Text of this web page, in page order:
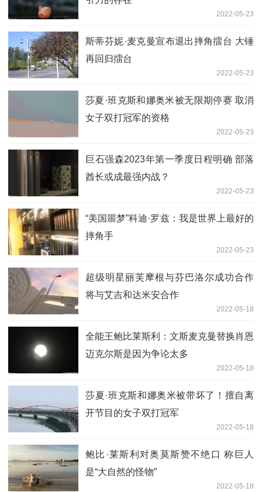
2022-05-23
斯蒂芬妮·麦克曼宣布退出摔角擂台 大锤
再回归擂台
2022-05-23
莎夏·班克斯和娜奥米被无限期停赛 取消
女子双打冠军的资格
2022-05-23
巨石强森2023年第一季度日程明确 部落
酋长或成最强内战？
2022-05-23
“美国噩梦”科迪·罗兹：我是世界上最好的
摔角手
2022-05-23
超级明星丽芙摩根与芬巴洛尔成功合作
将与艾吉和达米安合作
2022-05-18
全能王鲍比莱斯利：文斯麦克曼替换肖恩
迈克尔斯是因为争论太多
2022-05-18
莎夏·班克斯和娜奥米被带坏了！擅自离
开节目的女子双打冠军
2022-05-18
鲍比·莱斯利对奥莫斯赞不绝口 称巨人
是“大自然的怪物”
2022-05-18